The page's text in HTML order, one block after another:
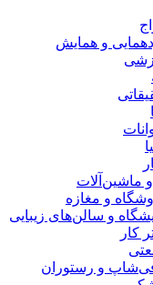
و همایش
ماشین‌آلات
و مغازه
و سالن‌های زیبایی
کار
و رستوران